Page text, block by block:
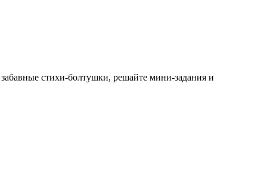
стихи-болтушки, решайте мини-задания и